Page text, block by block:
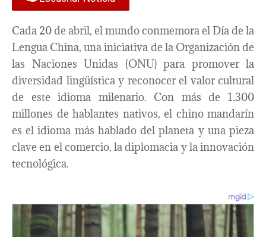
Cada 20 de abril, el mundo conmemora el Día de la
Lengua China, una iniciativa de la Organización de
las Naciones Unidas (ONU) para promover la
diversidad lingüística y reconocer el valor cultural
de este idioma milenario. Con más de 1,300
millones de hablantes nativos, el chino mandarín
es el idioma más hablado del planeta y una pieza
clave en el comercio, la diplomacia y la innovación
tecnológica.